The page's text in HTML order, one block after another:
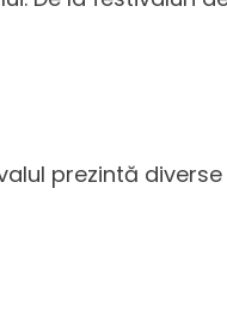
prezintă